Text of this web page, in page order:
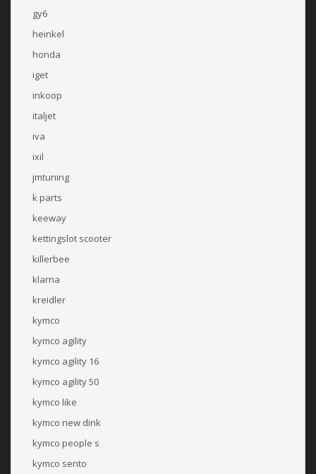
gy6
heinkel
honda
iget
inkoop
italjet
iva
ixil
jmtuning
k parts
keeway
kettingslot scooter
killerbee
klarna
kreidler
kymco
kymco agility
kymco agility 16
kymco agility 50
kymco like
kymco new dink
kymco people s
kymco sento